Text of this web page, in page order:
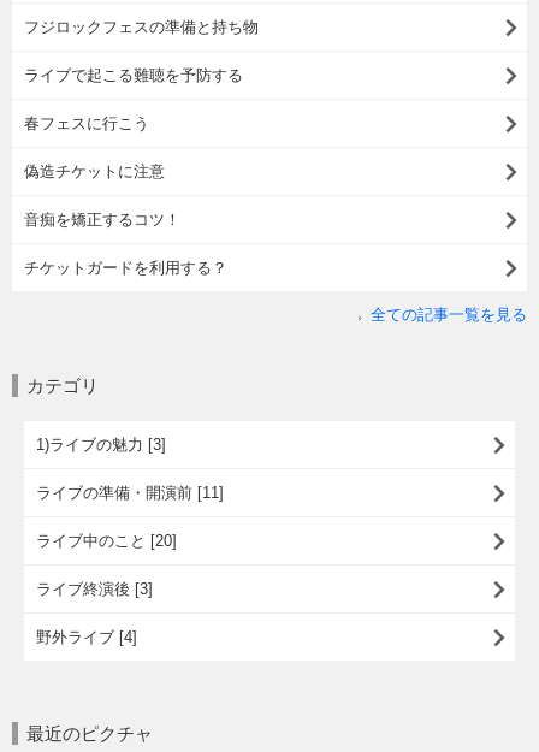
フジロックフェスの準備と持ち物
ライブで起こる難聴を予防する
春フェスに行こう
偽造チケットに注意
音痴を矯正するコツ！
チケットガードを利用する？
全ての記事一覧を見る
カテゴリ
1)ライブの魅力 [3]
ライブの準備・開演前 [11]
ライブ中のこと [20]
ライブ終演後 [3]
野外ライブ [4]
最近のピクチャ